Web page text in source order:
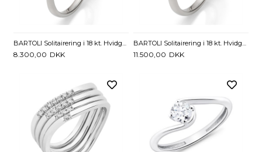
BARTOLI Solitairering i 18 kt. Hvidguld med Diamant - 0,11 ct.
8.300,00 DKK
BARTOLI Solitairering i 18 kt. Hvidguld med Diamant - 0,16 ct.
11.500,00 DKK